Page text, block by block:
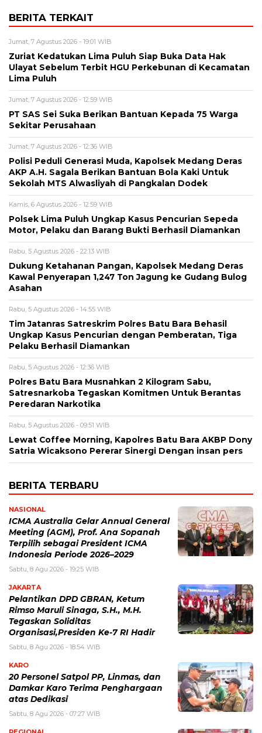
BERITA TERKAIT
Jumat, 7 Agustus 2026 - 19:01 WIB
Zuriat Kedatukan Lima Puluh Siap Buka Data Hak
Ulayat Sebelum Terbit HGU Perkebunan di Kecamatan
Lima Puluh
Jumat, 7 Agustus 2026 - 12:59 WIB
PT SAS Sei Suka Berikan Bantuan Kepada 75 Warga
Sekitar Perusahaan
Jumat, 7 Agustus 2026 - 12:36 WIB
Polisi Peduli Generasi Muda, Kapolsek Medang Deras
AKP A.H. Sagala Berikan Bantuan Bola Kaki Untuk
Sekolah MTS Alwasliyah di Pangkalan Dodek
Kamis, 6 Agustus 2026 - 12:59 WIB
Polsek Lima Puluh Ungkap Kasus Pencurian Sepeda
Motor, Pelaku dan Barang Bukti Berhasil Diamankan
Rabu, 5 Agustus 2026 - 22:13 WIB
Dukung Ketahanan Pangan, Kapolsek Medang Deras
Kawal Penyerapan 1,247 Ton Jagung ke Gudang Bulog
Asahan
Rabu, 5 Agustus 2026 - 14:55 WIB
Tim Jatanras Satreskrim Polres Batu Bara Behasil
Ungkap Kasus Pencurian dengan Pemberatan, Tiga
Pelaku Berhasil Diamankan
Rabu, 5 Agustus 2026 - 12:36 WIB
Polres Batu Bara Musnahkan 2 Kilogram Sabu,
Satresnarkoba Tegaskan Komitmen Untuk Berantas
Peredaran Narkotika
Rabu, 5 Agustus 2026 - 09:51 WIB
Lewat Coffee Morning, Kapolres Batu Bara AKBP Dony
Satria Wicaksono Pererar Sinergi Dengan insan pers
BERITA TERBARU
NASIONAL
ICMA Australia Gelar Annual General
Meeting (AGM), Prof. Ana Sopanah
Terpilih sebagai President ICMA
Indonesia Periode 2026–2029
Sabtu, 8 Agu 2026 - 19:25 WIB
JAKARTA
Pelantikan DPD GBRAN, Ketum
Rimso Maruli Sinaga, S.H., M.H.
Tegaskan Soliditas
Organisasi,Presiden Ke-7 RI Hadir
Sabtu, 8 Agu 2026 - 18:54 WIB
KARO
20 Personel Satpol PP, Linmas, dan
Damkar Karo Terima Penghargaan
atas Dedikasi
Sabtu, 8 Agu 2026 - 07:27 WIB